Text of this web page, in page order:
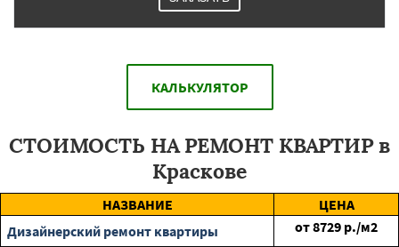
КАЛЬКУЛЯТОР
СТОИМОСТЬ НА РЕМОНТ КВАРТИР в
Краскове
НАЗВАНИЕ
ЦЕНА
Дизайнерский ремонт квартиры
от8729 р./м2